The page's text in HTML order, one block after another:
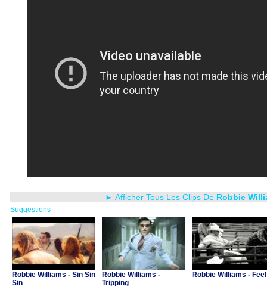
► Afficher Tous Les Clips De Robbie
Suggestions
Robbie Williams - Sin Sin
Sin
Robbie Williams -
Tripping
Robbie Williams - Feel